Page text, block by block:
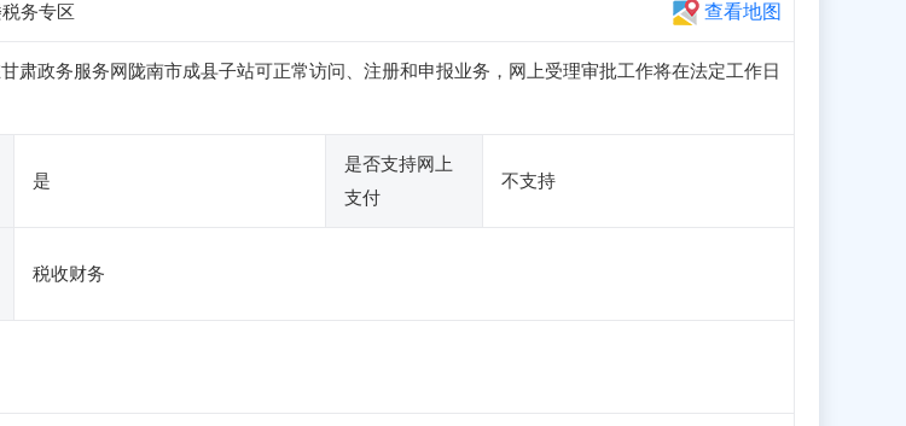
务专区 查看地图
肃政务服务网陇南市成县子站可正常访问、注册和申报业务，网上受理审批工作将在法定工作日
是
是否支持网上
支付
不支持
税收财务